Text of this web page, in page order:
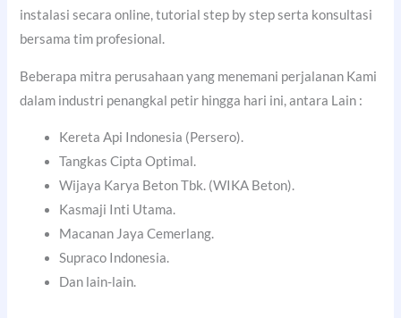
instalasi secara online, tutorial step by step serta konsultasi
bersama tim profesional.
Beberapa mitra perusahaan yang menemani perjalanan Kami
dalam industri penangkal petir hingga hari ini, antara Lain :
Kereta Api Indonesia (Persero).
Tangkas Cipta Optimal.
Wijaya Karya Beton Tbk. (WIKA Beton).
Kasmaji Inti Utama.
Macanan Jaya Cemerlang.
Supraco Indonesia.
Dan lain-lain.